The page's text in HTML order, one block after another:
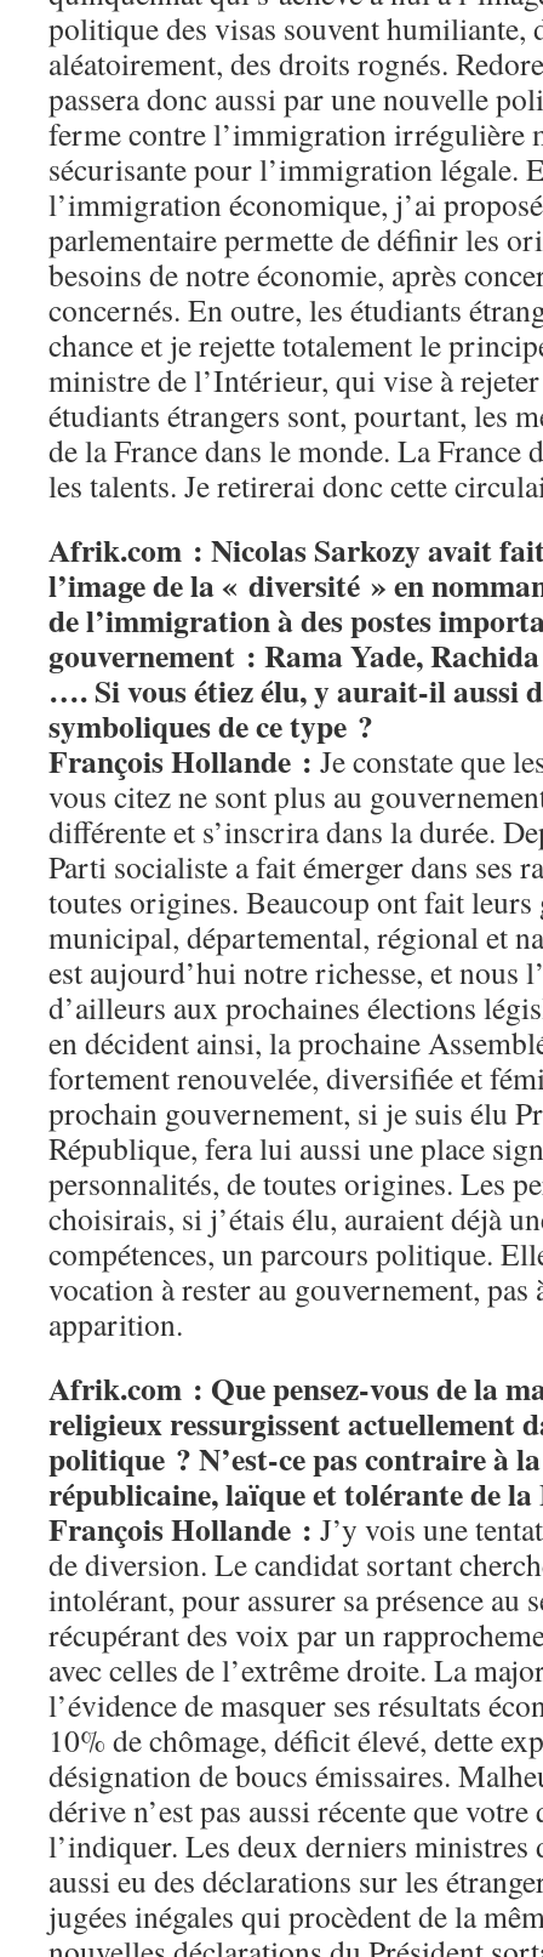
politique des visas souvent humiliante,
aléatoirement, des droits rognés.
passera donc aussi par une nouvelle
ferme contre l’immigration irrégulière
sécurisante pour l’immigration légale.
l’immigration économique, j’ai
parlementaire permette de définir les
besoins de notre économie, après
concernés. En outre, les étudiants
chance et je rejette totalement le
ministre de l’Intérieur, qui vise à
étudiants étrangers sont, pourtant, les
de la France dans le monde. La
les talents. Je retirerai donc cette
Afrik.com : Nicolas Sarkozy avait
l’image de la « diversité » en
de l’immigration à des postes
gouvernement : Rama Yade,
…. Si vous étiez élu, y aurait-il aussi
symboliques de ce type ?
François Hollande : Je constate que
vous citez ne sont plus au
différente et s’inscrira dans la durée.
Parti socialiste a fait émerger dans ses
toutes origines. Beaucoup ont fait leurs
municipal, départemental, régional et
est aujourd’hui notre richesse, et nous
d’ailleurs aux prochaines élections
en décident ainsi, la prochaine
fortement renouvelée, diversifiée et
prochain gouvernement, si je suis élu
République, fera lui aussi une place
personnalités, de toutes origines. Les
choisirais, si j’étais élu, auraient déjà
compétences, un parcours politique.
vocation à rester au gouvernement, pas
apparition.
Afrik.com : Que pensez-vous de la
religieux ressurgissent actuellement
politique ? N’est-ce pas contraire à
républicaine, laïque et tolérante de
François Hollande : J’y vois une
de diversion. Le candidat sortant
intolérant, pour assurer sa présence au
récupérant des voix par un
avec celles de l’extrême droite. La
l’évidence de masquer ses résultats
10% de chômage, déficit élevé, dette
désignation de boucs émissaires.
dérive n’est pas aussi récente que
l’indiquer. Les deux derniers ministres
aussi eu des déclarations sur les
jugées inégales qui procèdent de la